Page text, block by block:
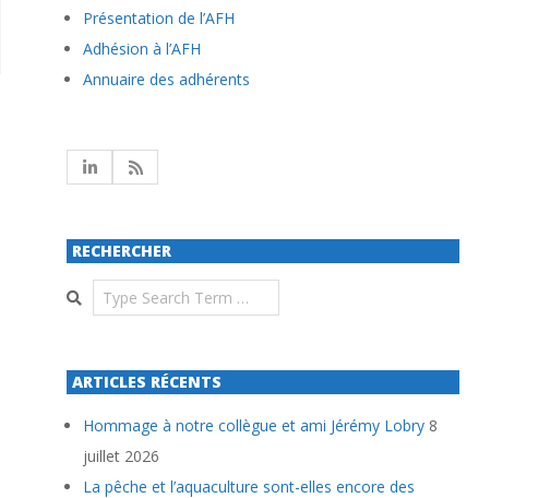
Présentation de l’AFH
Adhésion à l’AFH
Annuaire des adhérents
RECHERCHER
Search
ARTICLES RÉCENTS
Hommage à notre collègue et ami Jérémy Lobry 8
juillet 2026
La pêche et l’aquaculture sont-elles encore des